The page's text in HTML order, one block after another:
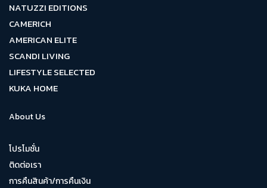
NATUZZI EDITIONS
CAMERICH
AMERICAN ELITE
SCANDI LIVING
LIFESTYLE SELECTED
KUKA HOME
About Us
โปรโมชั่น
ติดต่อเรา
การคืนสินค้า/การคืนเงิน